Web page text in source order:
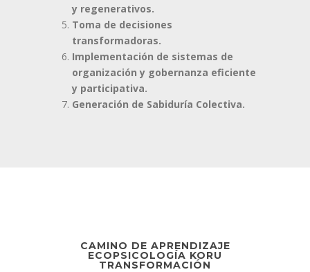
y regenerativos.
Toma de decisiones
transformadoras.
Implementación de sistemas de
organización y gobernanza eficiente
y participativa.
Generación de Sabiduría Colectiva.
CAMINO DE APRENDIZAJE
ECOPSICOLOGÍA KORU
TRANSFORMACIÓN